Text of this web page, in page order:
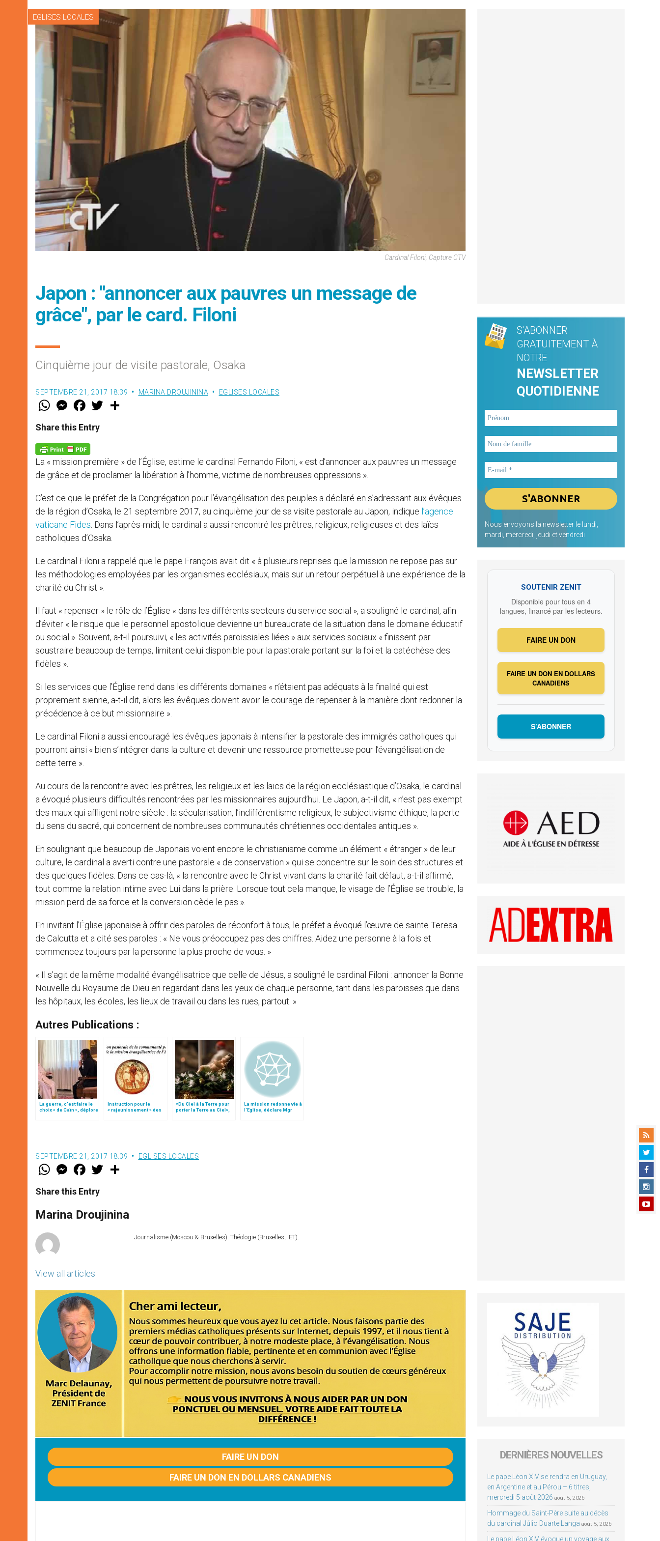
EGLISES LOCALES
Cardinal Filoni, Capture CTV
Japon : "annoncer aux pauvres un message de
grâce", par le card. Filoni
Cinquième jour de visite pastorale, Osaka
SEPTEMBRE 21, 2017 18:39 MARINA DROUJININA EGLISES LOCALES
W
t
s
p
p
M
e
s
e
g
e
r
F
a
e
b
o
k
w
Share this Entry
La « mission première » de l’Église, estime le cardinal Fernando Filoni, « est d’annoncer aux pauvres un message
de grâce et de proclamer la libération à l’homme, victime de nombreuses oppressions ».
C’est ce que le préfet de la Congrégation pour l’évangélisation des peuples a déclaré en s’adressant aux évêques
de la région d’Osaka, le 21 septembre 2017, au cinquième jour de sa visite pastorale au Japon, indique l’agence
vaticane Fides . Dans l’après-midi, le cardinal a aussi rencontré les prêtres, religieux, religieuses et des laïcs
catholiques d’Osaka.
Le cardinal Filoni a rappelé que le pape François avait dit « à plusieurs reprises que la mission ne repose pas sur
les méthodologies employées par les organismes ecclésiaux, mais sur un retour perpétuel à une expérience de la
charité du Christ ».
Il faut « repenser » le rôle de l’Église « dans les différents secteurs du service social », a souligné le cardinal, afin
d’éviter « le risque que le personnel apostolique devienne un bureaucrate de la situation dans le domaine éducatif
ou social ». Souvent, a-t-il poursuivi, « les activités paroissiales liées » aux services sociaux « finissent par
soustraire beaucoup de temps, limitant celui disponible pour la pastorale portant sur la foi et la catéchèse des
fidèles ».
Si les services que l’Église rend dans les différents domaines « n’étaient pas adéquats à la finalité qui est
proprement sienne, a-t-il dit, alors les évêques doivent avoir le courage de repenser à la manière dont redonner la
précédence à ce but missionnaire ».
Le cardinal Filoni a aussi encouragé les évêques japonais à intensifier la pastorale des immigrés catholiques qui
pourront ainsi « bien s’intégrer dans la culture et devenir une ressource prometteuse pour l’évangélisation de
cette terre ».
Au cours de la rencontre avec les prêtres, les religieux et les laïcs de la région ecclésiastique d’Osaka, le cardinal
a évoqué plusieurs difficultés rencontrées par les missionnaires aujourd’hui. Le Japon, a-t-il dit, « n’est pas exempt
des maux qui affligent notre siècle : la sécularisation, l’indifférentisme religieux, le subjectivisme éthique, la perte
du sens du sacré, qui concernent de nombreuses communautés chrétiennes occidentales antiques ».
En soulignant que beaucoup de Japonais voient encore le christianisme comme un élément « étranger » de leur
culture, le cardinal a averti contre une pastorale « de conservation » qui se concentre sur le soin des structures et
des quelques fidèles. Dans ce cas-là, « la rencontre avec le Christ vivant dans la charité fait défaut, a-t-il affirmé,
tout comme la relation intime avec Lui dans la prière. Lorsque tout cela manque, le visage de l’Église se trouble, la
mission perd de sa force et la conversion cède le pas ».
En invitant l’Église japonaise à offrir des paroles de réconfort à tous, le préfet a évoqué l’œuvre de sainte Teresa
de Calcutta et a cité ses paroles : « Ne vous préoccupez pas des chiffres. Aidez une personne à la fois et
commencez toujours par la personne la plus proche de vous. »
« Il s’agit de la même modalité évangélisatrice que celle de Jésus, a souligné le cardinal Filoni : annoncer la Bonne
Nouvelle du Royaume de Dieu en regardant dans les yeux de chaque personne, tant dans les paroisses que dans
les hôpitaux, les écoles, les lieux de travail ou dans les rues, partout. »
Autres Publications :
La guerre, c’est faire le
choix « de Caïn », déplore
Instruction pour le
« rajeunissement » des
«Du Ciel à la Terre pour
porter la Terre au Ciel»,
La mission redonne vie à
l'Eglise, déclare Mgr
SEPTEMBRE 21, 2017 18:39 EGLISES LOCALES
W
t
s
p
p
M
e
s
e
g
e
F
a
e
b
o
k
w
r
Share this Entry
Marina Droujinina
View all articles
Journalisme (Moscou & Bruxelles). Théologie (Bruxelles, IET).
FAIRE UN DON
FAIRE UN DON EN DOLLARS CANADIENS
S'ABONNER
GRATUITEMENT À
NOTRE
NEWSLETTER
QUOTIDIENNE
Nous envoyons la newsletter le lundi,
mardi, mercredi, jeudi et vendredi
SOUTENIR ZENIT
Disponible pour tous en 4
langues, financé par les lecteurs.
FAIRE UN DON
FAIRE UN DON EN DOLLARS
CANADIENS
S’ABONNER
DERNIÈRES NOUVELLES
Le pape Léon XIV se rendra en Uruguay,
en Argentine et au Pérou – 6 titres,
mercredi 5 août 2026 août 5, 2026
Hommage du Saint-Père suite au décès
du cardinal Júlio Duarte Langa août 5, 2026
Le pape Léon XIV évoque un voyage aux